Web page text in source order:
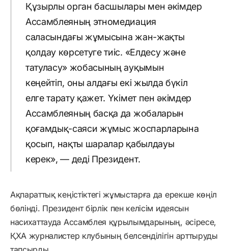
Құзырлы орган басшылары мен әкімдер
Ассамблеяның этномедиация
саласындағы жұмысына жан-жақты
қолдау көрсетуге тиіс. «Елдесу және
татуласу» жобасының ауқымын
кеңейтіп, оны алдағы екі жылда бүкіл
елге тарату қажет. Үкімет пен әкімдер
Ассамблеяның басқа да жобаларын
қоғамдық-саяси жұмыс жоспарларына
қосып, нақты шаралар қабылдауы
керек», — деді Президент.
Ақпараттық кеңістіктегі жұмыстарға да ерекше көңіл
бөлінді. Президент бірлік пен келісім идеясын
насихаттауда Ассамблея құрылымдарының, әсіресе,
ҚХА журналистер клубының белсенділігін арттыруды